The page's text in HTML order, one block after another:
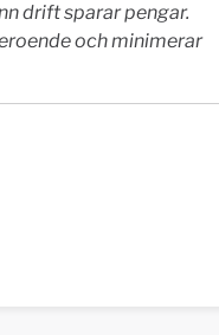
drift sparar pengar.
och minimerar